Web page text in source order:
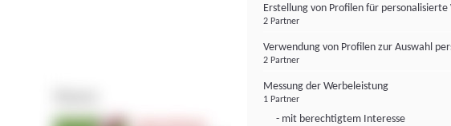
Erstellung von Profilen für personalisierte
2 Partner
Verwendung von Profilen zur Auswahl
2 Partner
Messung der Werbeleistung
1 Partner
- mit berechtigtem Interesse